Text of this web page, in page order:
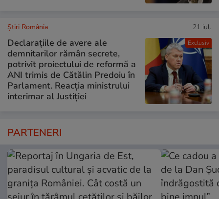
Exclusiv
Știri România 21 iul.
Declarațiile de avere ale
demnitarilor rămân secrete,
potrivit proiectului de reformă a
ANI trimis de Cătălin Predoiu în
Parlament. Reacția ministrului
interimar al Justiției
PARTENERI